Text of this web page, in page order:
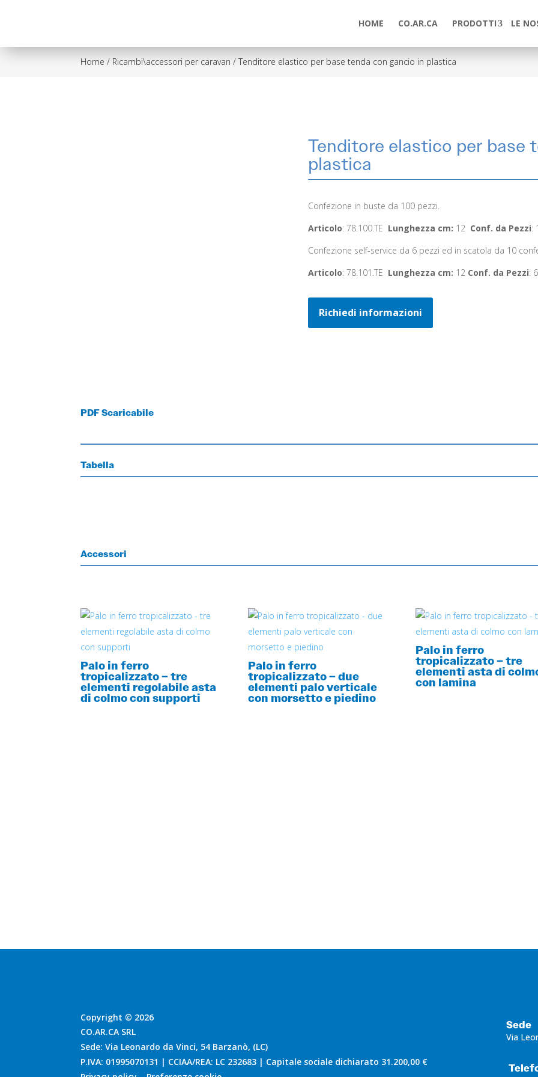
HOME CO.AR.CA PRODOTTI LE
Home / Ricambi\accessori per caravan / Tenditore elastico per base tenda con gancio in plastica
Tenditore elastico per base
plastica
Confezione in buste da 100 pezzi.
Articolo: 78.100.TE Lunghezza cm: 12 Conf. da Pezzi:
Confezione self-service da 6 pezzi ed in scatola da 10
Articolo: 78.101.TE Lunghezza cm: 12 Conf. da Pezzi: 6
Richiedi informazioni
PDF Scaricabile
Tabella
Accessori
Palo in ferro
tropicalizzato – tre
elementi regolabile asta
di colmo con supporti
Palo in ferro
tropicalizzato – due
elementi palo verticale
con morsetto e piedino
Palo in ferro
tropicalizzato – tre
elementi asta di
con lamina
Copyright © 2026
CO.AR.CA SRL
Sede: Via Leonardo da Vinci, 54 Barzanò, (LC)
P.IVA: 01995070131 | CCIAA/REA: LC 232683 | Capitale sociale dichiarato 31.200,00 €
Sede
Via